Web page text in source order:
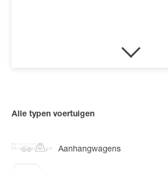
Alle typen voertuigen
Aanhangwagens